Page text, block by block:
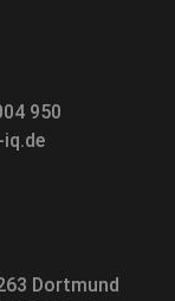
950
Dortmund